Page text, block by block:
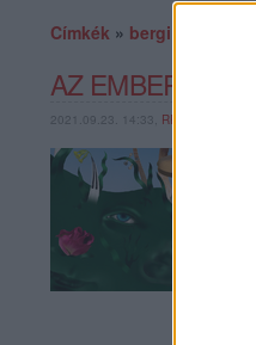
Címkék » bergi
AZ EMBER NEM
2021.09.23. 14:33, RRRECORDER
Ha